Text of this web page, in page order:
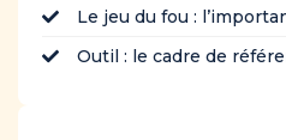
Le jeu du fou :
Outil : le cadre de